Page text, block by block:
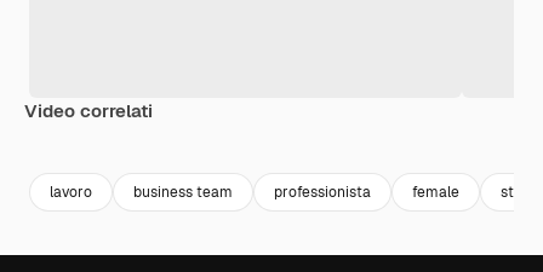
Video correlati
lavoro business team professionista female staff